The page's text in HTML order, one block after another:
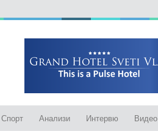
Спорт Анализи Интервю Видео